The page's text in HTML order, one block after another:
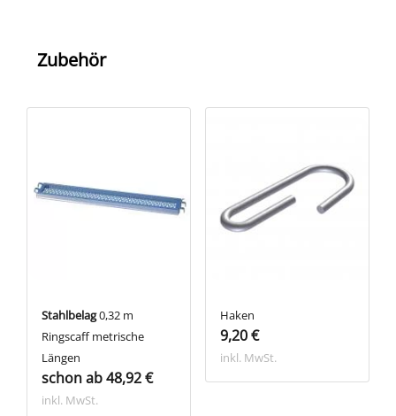
Zubehör
Stahlbelag0,32 m
Ringscaff metrische
Längen
schon ab 48,92 €
inkl. MwSt.
Haken
9,20 €
inkl. MwSt.